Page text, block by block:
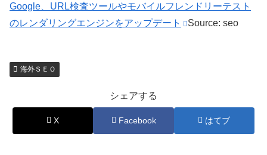
Google、URL検査ツールやモバイルフレンドリーテスト
のレンダリングエンジンをアップデート
Source: seo
海外ＳＥＯ
シェアする
X Facebook はてブ